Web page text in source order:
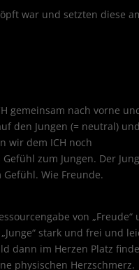
war und setzten diese
gemeinsam nach vorne
den Jungen (= neutral) und
wir dem ICH noch
zum Jungen. Der
Wie Freunde.
von „Freude“
stark und frei und
dann im Herzen Platz
physischen Herzschmerz.